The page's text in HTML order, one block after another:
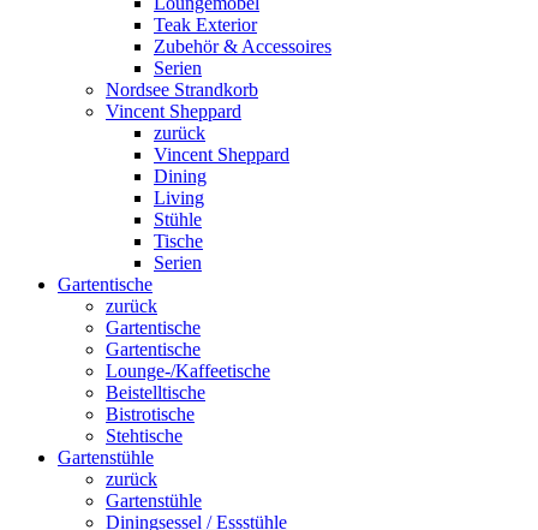
Teak Exterior
Zubehör & Accessoires
Serien
Nordsee Strandkorb
Vincent Sheppard
zurück
Vincent Sheppard
Dining
Living
Stühle
Tische
Serien
Gartentische
zurück
Gartentische
Gartentische
Lounge-/Kaffeetische
Beistelltische
Bistrotische
Stehtische
Gartenstühle
zurück
Gartenstühle
Diningsessel / Essstühle